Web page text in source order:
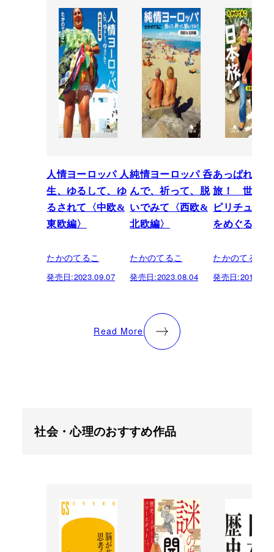
人情ヨーロッパ 人
生、ゆるして、ゆ
るされて〈中欧&
東欧編〉
たかのてるこ
発売日:2023.09.07
純情ヨーロッパ 呑
んで、祈って、脱
いでみて〈西欧&
北欧編〉
たかのてるこ
発売日:2023.08.04
あっぱれ日本
旅！ 世界一
ピリチュア
をめぐる
たかのてるこ
発売日:
Read More
社会・心理のおすすめ作品